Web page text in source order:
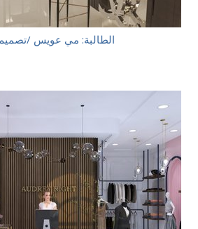
الطالبة: مي عويس /